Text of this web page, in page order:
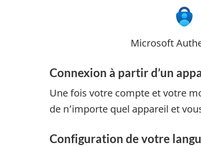
Microsoft
Connexion à partir d’un
Une fois votre compte et votre
de n’importe quel appareil et
Configuration de votre